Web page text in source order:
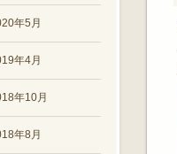
年5月
年4月
年10月
年8月